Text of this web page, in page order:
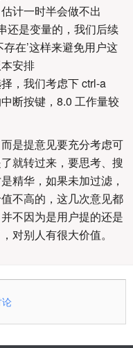
计一时半会做不出
还是变量的，我们后续
在’这样来避免用户这
安排
，我们考虑下 ctrl-a
断按键，8.0 工作量较
是提意见要充分考虑可
就转过来，要思考、搜
精华，如果未加过滤，
不高的，这几次意见都
不因为是用户提的还是
对别人有很大价值。